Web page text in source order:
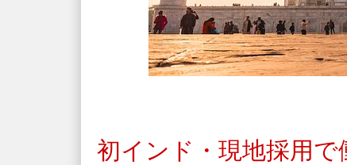
初インド・現地採用